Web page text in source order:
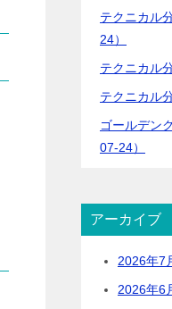
テクニカル
24）
テクニカル
テクニカル
ゴールデン
07-24）
アーカイブ
2026年7
2026年6